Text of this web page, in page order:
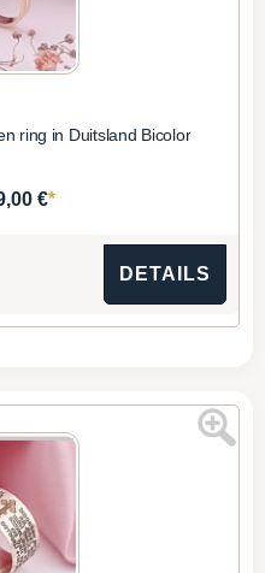
ring in Duitsland Bicolor
€*
DETAILS